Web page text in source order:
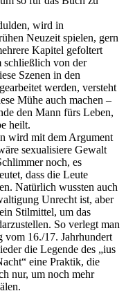
wird in
Neuzeit spielen, gern
Kapitel gefoltert
schließlich von der
Szenen in den
werden, versteht
Mühe auch machen –
den Mann fürs Leben,
heilt.
wird mit dem Argument
sexualisiere Gewalt
noch, es
dass die Leute
Natürlich wussten auch
Unrecht ist, aber
Stilmittel, um das
So verlegt man
vom 16./17. Jahrhundert
die Legende des „ius
eine Praktik, die
nur, um noch mehr